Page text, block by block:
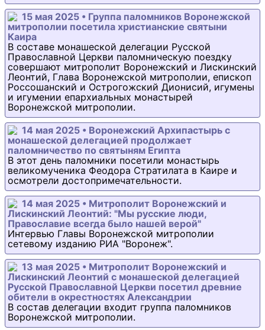
15 мая 2025 • Группа паломников Воронежской
митрополии посетила христианские святыни
Каира
В составе монашеской делегации Русской
Православной Церкви паломническую поездку
совершают митрополит Воронежский и Лискинский
Леонтий, Глава Воронежской митрополии, епископ
Россошанский и Острогожский Дионисий, игумены
и игумении епархиальных монастырей
Воронежской митрополии.
14 мая 2025 • Воронежский Архипастырь с
монашеской делегацией продолжает
паломничество по святыням Египта
В этот день паломники посетили монастырь
великомученика Феодора Стратилата в Каире и
осмотрели достопримечательности.
14 мая 2025 • Митрополит Воронежский и
Лискинский Леонтий: "Мы русские люди,
Православие всегда было нашей верой"
Интервью Главы Воронежской митрополии
сетевому изданию РИА "Воронеж".
13 мая 2025 • Митрополит Воронежский и
Лискинский Леонтий с монашеской делегацией
Русской Православной Церкви посетил древние
обители в окрестностях Александрии
В состав делегации входит группа паломников
Воронежской митрополии.